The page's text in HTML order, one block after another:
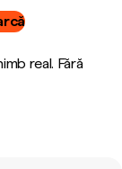
real. Fără